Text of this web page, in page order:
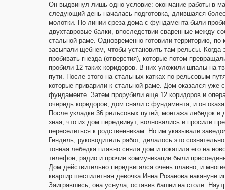
Он выдвинул лишь одно условие: окончание работы в
следующий день началась подготовка, длившаяся
молотки. По линии среза дома с фундамента были
двухтавровые балки, впоследствии сваренные между
стальной раме. Одновременно готовили территорию,
засыпали щебнем, чтобы установить там рельсы.
пробивать гнезда (отверстия), которые потом
пробили 12 таких коридоров. В них уложили шпалы на
пути. После этого на стальных катках по рельсовым
которые приварили к стальной раме. Дом оказался уже
фундаменте. Затем прорубили еще 12 коридоров и
очередь коридоров, дом сняли с фундамента, и он
После укладки 36 рельсовых путей, монтажа лебедок
зная, что их дом передвинут, волновались и просили
переселиться к родственникам. Но им указывали
Гендель, руководитель работ, делалось это
тонная лебедка плавно сняла дом и покатила его на
телефон, радио и прочие коммуникации были
Дом действительно передвигался очень плавно, и
квартир шестилетняя девочка Инна Розанова накануне
Заигравшись, она уснула, оставив башни на столе.